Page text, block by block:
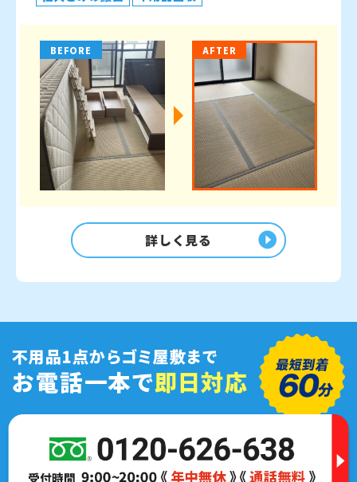
BEFORE AFTER
詳しく見る